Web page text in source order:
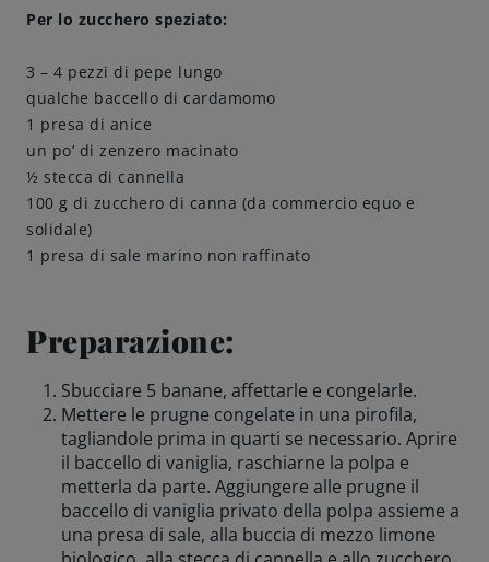
Per lo zucchero speziato:
3 – 4 pezzi di pepe lungo
qualche baccello di cardamomo
1 presa di anice
un po’ di zenzero macinato
½ stecca di cannella
100 g di zucchero di canna (da commercio equo e
solidale)
1 presa di sale marino non raffinato
Preparazione:
Sbucciare 5 banane, affettarle e congelarle.
Mettere le prugne congelate in una pirofila,
tagliandole prima in quarti se necessario. Aprire
il baccello di vaniglia, raschiarne la polpa e
metterla da parte. Aggiungere alle prugne il
baccello di vaniglia privato della polpa assieme a
una presa di sale, alla buccia di mezzo limone